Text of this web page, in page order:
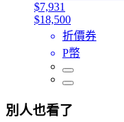
$7,931
$18,500
折價券
P幣
別人也看了